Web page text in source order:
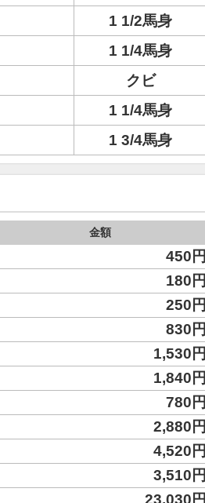
1 1/2馬身
1 1/4馬身
クビ
1 1/4馬身
1 3/4馬身
金額
450円
180円
250円
830円
1,530円
1,840円
780円
2,880円
4,520円
3,510円
23,030円